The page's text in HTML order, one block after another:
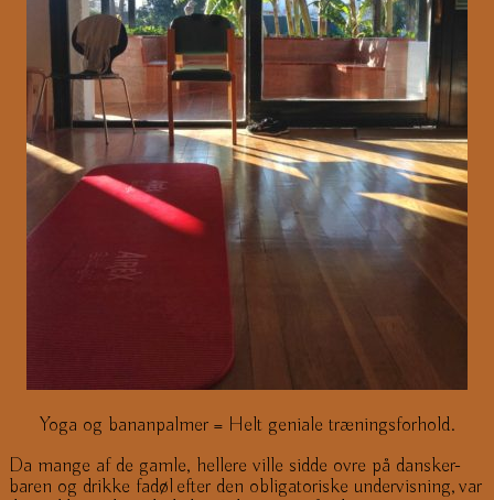
Yoga og bananpalmer = Helt geniale træningsforhold.
Da mange af de gamle, hellere ville sidde ovre på dansker-
baren og drikke fadøl efter den obligatoriske undervisning, var